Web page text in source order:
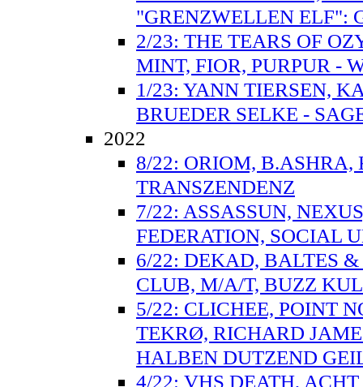
"GRENZWELLEN ELF":
2/23: THE TEARS OF
MINT, FIOR, PURPUR -
1/23: YANN TIERSEN,
BRUEDER SELKE -
2022
8/22: ORIOM,
TRANSZENDENZ
7/22: ASSASSUN,
FEDERATION, SOCIAL
6/22: DEKAD, BALTES
CLUB, M/A/T, BUZZ
5/22: CLICHEE, POINT
TEKRØ, RICHARD
HALBEN DUTZEND
4/22: VHS DEATH,